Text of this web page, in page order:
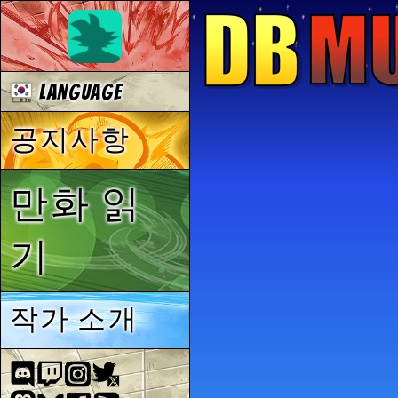
Language
공지사항
만화 읽
기
작가 소개